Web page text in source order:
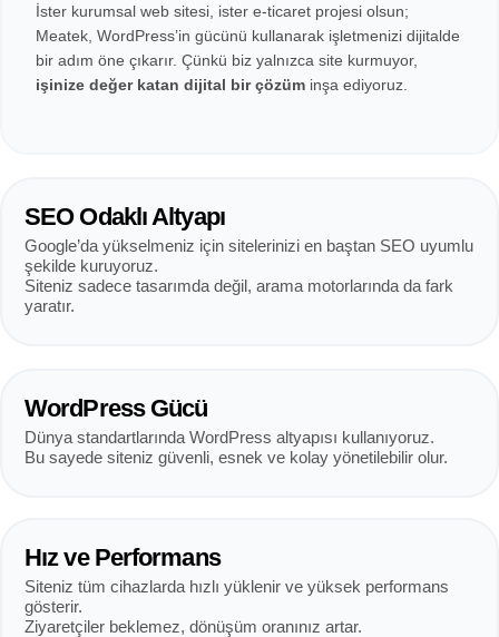
İster kurumsal web sitesi, ister e-ticaret projesi olsun;
Meatek, WordPress’in gücünü kullanarak işletmenizi dijitalde
bir adım öne çıkarır. Çünkü biz yalnızca site kurmuyor,
işinize değer katan dijital bir çözüm inşa ediyoruz.
SEO Odaklı Altyapı
Google’da yükselmeniz için sitelerinizi en baştan SEO uyumlu
şekilde kuruyoruz.
Siteniz sadece tasarımda değil, arama motorlarında da fark
yaratır.
WordPress Gücü
Dünya standartlarında WordPress altyapısı kullanıyoruz.
Bu sayede siteniz güvenli, esnek ve kolay yönetilebilir olur.
Hız ve Performans
Siteniz tüm cihazlarda hızlı yüklenir ve yüksek performans
gösterir.
Ziyaretçiler beklemez, dönüşüm oranınız artar.